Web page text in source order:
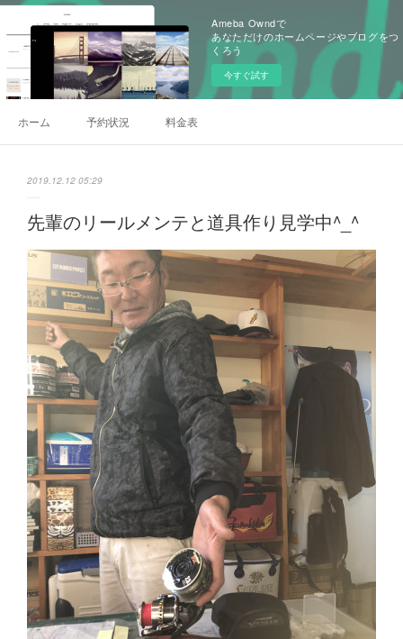
Ameba Owndで
あなただけのホームページやブログをつ
くろう
今すぐ試す
ホーム 予約状況 料金表
2019.12.12 05:29
先輩のリールメンテと道具作り見学中^_^